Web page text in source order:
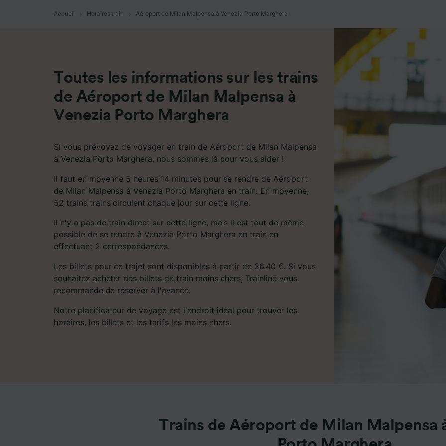
Accueil Horaires train Aéroport de Milan Malpensa à Venezia Porto Marghera
Toutes les informations sur les trains
de Aéroport de Milan Malpensa à
Venezia Porto Marghera
Si vous prévoyez de voyager en train de Aéroport de Milan Malpensa
à Venezia Porto Marghera, nous sommes là pour vous aider !
Il faut en moyenne 5 heures 14 minutes pour se rendre de Aéroport
de Milan Malpensa à Venezia Porto Marghera en train. En moyenne,
52 trains trains circulent chaque jour sur cette ligne.
Il n'y a pas de train direct sur cette ligne, mais il est tout de même
possible de se rendre à Venezia Porto Marghera en train en
effectuant 2 correspondances.
Les billets pour ce trajet sont disponibles à partir de 36.40 €. Si vous
souhaitez acheter des billets de train moins chers, Trainline vous
recommande de réserver à l'avance.
Notre planificateur de voyage est l'endroit idéal pour trouver les
horaires, les billets et les tarifs les moins chers.
Trains de Aéroport de Milan Malpensa
développement de services.
Liste de nos partenaires (fournisseurs)